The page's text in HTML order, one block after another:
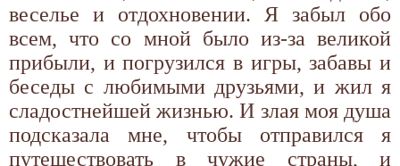
веселье и отдохновении. Я забыл обо
всем, что со мной было из-за великой
прибыли, и погрузился в игры, забавы и
беседы с любимыми друзьями, и жил я
сладостнейшей жизнью. И злая моя душа
подсказала мне, чтобы отправился я
путешествовать в чужие страны, и